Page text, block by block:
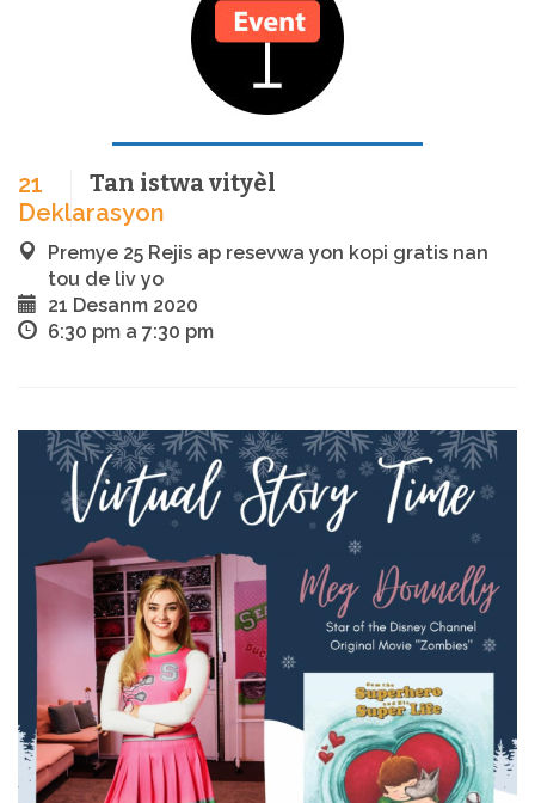
21
Deklarasyon
Tan istwa vityèl
Premye 25 Rejis ap resevwa yon kopi gratis nan
tou de liv yo
21 Desanm 2020
6:30 pm a 7:30 pm